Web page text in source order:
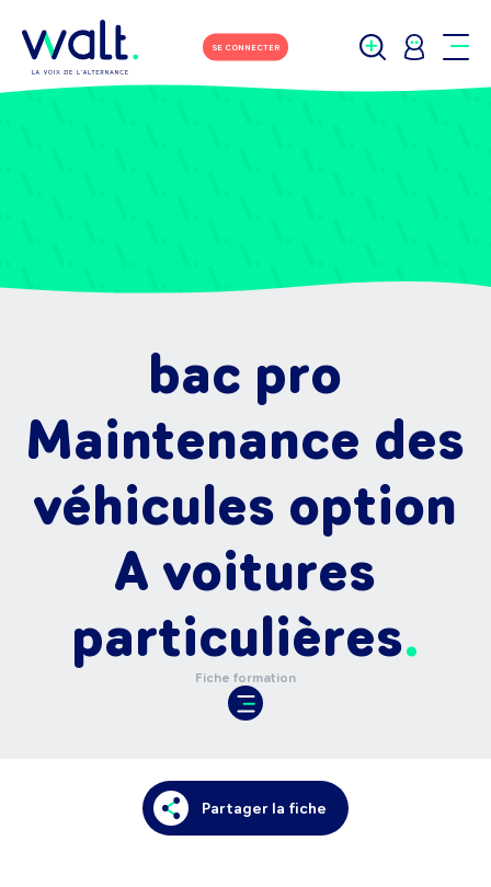
SE CONNECTER
bac pro
Maintenance des
véhicules option
A voitures
particulières
Fiche formation
Partager la fiche